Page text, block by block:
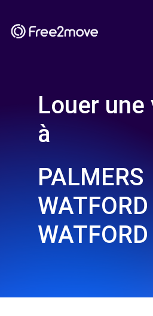
Louer
à
PALMERS
WATFORD